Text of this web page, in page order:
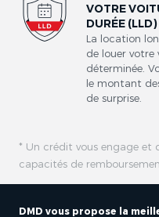
DMD vous propose la
VOTRE
DURÉE (LLD)
La location
de louer votre
déterminée.
le montant
de surprise.
* Un crédit vous engage et
capacités de